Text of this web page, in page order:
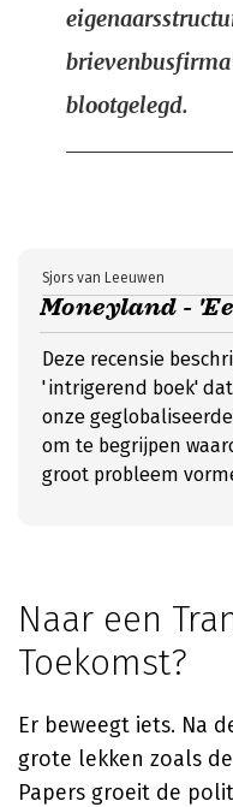
blootgelegd.
Moneyland -
Sjors van Leeuwen
Deze recensie
'intrigerend boek'
onze
om te begrijpen
groot probleem
Naar een
Toekomst?
Er beweegt iets. Na
grote lekken zoals
Papers groeit de